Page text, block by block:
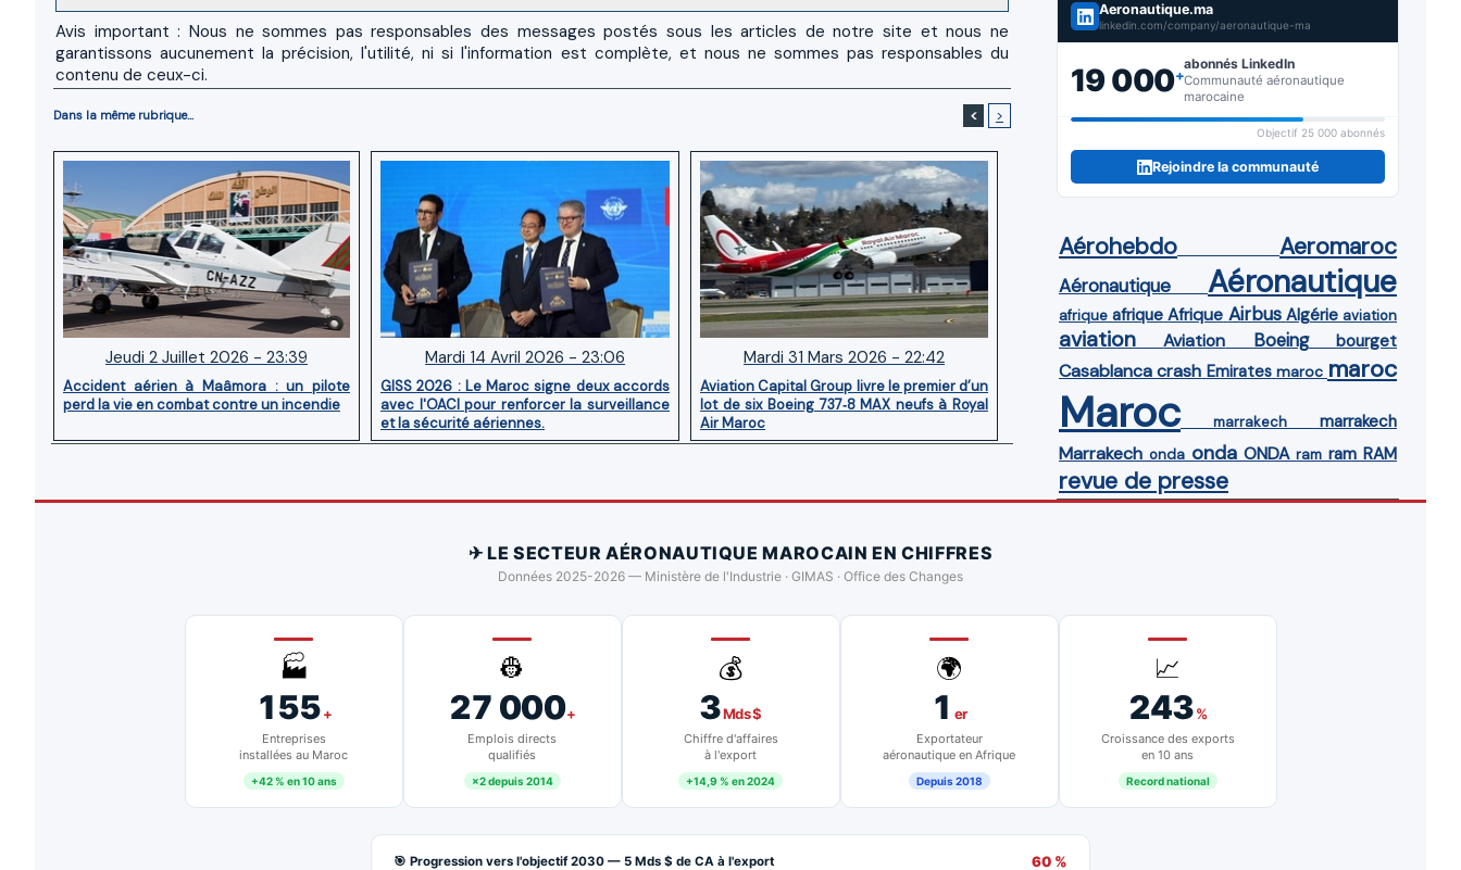
Avis important : Nous ne sommes pas responsables des messages postés sous les articles de notre site et nous ne
garantissons aucunement la précision, l'utilité, ni si l'information est complète, et nous ne sommes pas responsables du
contenu de ceux-ci.
Dans la même rubrique... < >
Jeudi 2 Juillet 2026 - 23:39
Accident aérien à Maâmora : un pilote
perd la vie en combat contre un incendie
Mardi 14 Avril 2026 - 23:06
GISS 2026 : Le Maroc signe deux accords
avec l'OACI pour renforcer la surveillance
et la sécurité aériennes.
Mardi 31 Mars 2026 - 22:42
Aviation Capital Group livre le premier d’un
lot de six Boeing 737‑8 MAX neufs à Royal
Air Maroc
Aeronautique.ma
linkedin.com/company/aeronautique-ma
19 000+
abonnés LinkedIn
Communauté aéronautique
marocaine
Objectif 25 000 abonnés
Rejoindre la communauté
Aérohebdo Aeromaroc
Aéronautique Aéronautique
afrique afrique Afrique Airbus Algérie aviation
aviation Aviation Boeing bourget
Casablanca crash Emirates maroc maroc
Maroc marrakech marrakech
Marrakech onda onda ONDA ram ram RAM
revue de presse
✈ LE SECTEUR AÉRONAUTIQUE MAROCAIN EN CHIFFRES
Données 2025-2026 — Ministère de l'Industrie · GIMAS · Office des Changes
🏭
155+
Entreprises
installées au Maroc
+42 % en 10 ans
👷
27 000+
Emplois directs
qualifiés
×2 depuis 2014
💰
3Mds $
Chiffre d'affaires
à l'export
+14,9 % en 2024
🌍
1 er
Exportateur
aéronautique en Afrique
Depuis 2018
📈
243%
Croissance des exports
en 10 ans
Record national
🎯 Progression vers l'objectif 2030 — 5 Mds $ de CA à l'export 60 %